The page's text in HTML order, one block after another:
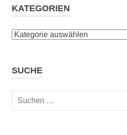
KATEGORIEN
Kategorien
SUCHE
Suchen